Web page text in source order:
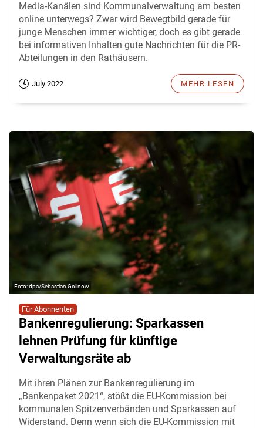
Media-Kanälen sind Kommunalverwaltung am besten
online unterwegs? Zwar wird Bewegtbild gerade für
junge Menschen immer wichtiger, doch es gibt gerade
bei informativen Inhalten gute Nachrichten für die PR-
Abteilungen in den Rathäusern.
July 2022 MEHR LESEN
dpa/Sebastian Gollnow
Für Abonnenten
Bankenregulierung: Sparkassen
lehnen Prüfung für künftige
Verwaltungsräte ab
Mit ihren Plänen zur Bankenregulierung im
„Bankenpaket 2021“, stößt die EU-Kommission bei
kommunalen Spitzenverbänden und Sparkassen auf
Widerstand. Denn wenn sich die EU-Kommission mit